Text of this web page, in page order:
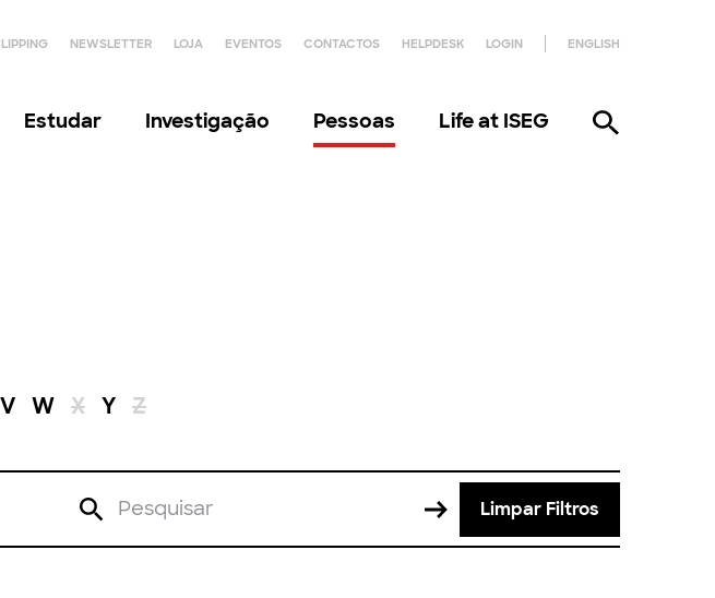
NEWSLETTER LOJA EVENTOS CONTACTOS HELPDESK LOGIN ENGLISH
Estudar Investigação Pessoas Life at ISEG
V W X Y Z
Limpar Filtros